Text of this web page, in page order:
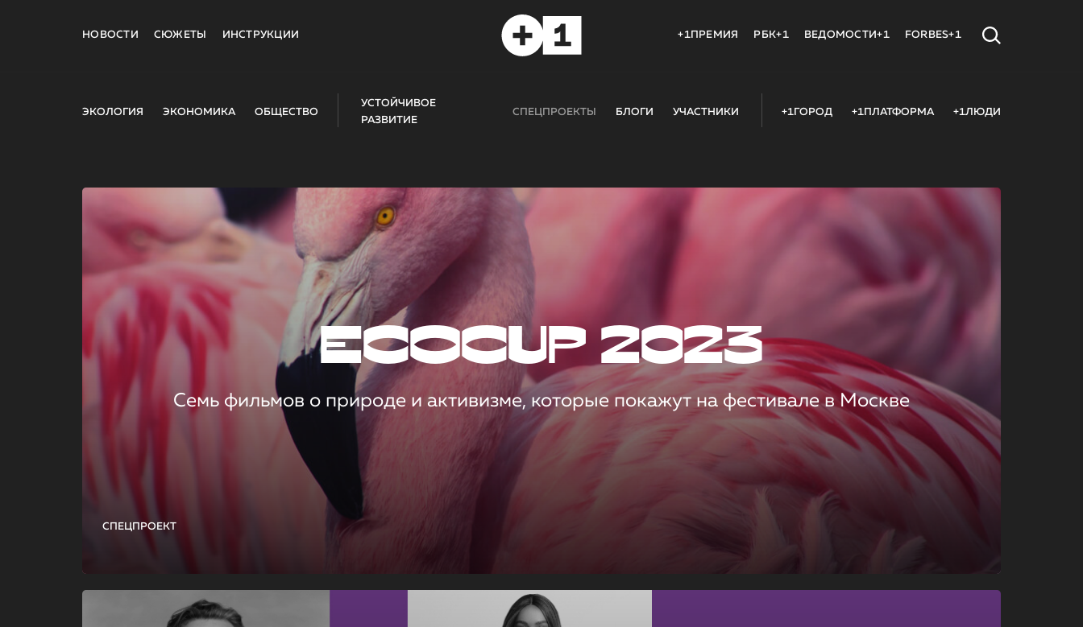
НОВОСТИ СЮЖЕТЫ ИНСТРУКЦИИ +1ПРЕМИЯ РБК+1 ВЕДОМОСТИ+1 FORBES+1
ЭКОЛОГИЯ ЭКОНОМИКА ОБЩЕСТВО
УСТОЙЧИВОЕ
РАЗВИТИЕ
СПЕЦПРОЕКТЫ БЛОГИ УЧАСТНИКИ +1ГОРОД +1ПЛАТФОРМА +1ЛЮДИ
СПЕЦПРОЕКТ
ECOCUP 2023
Семь фильмов о природе и активизме, которые покажут на фестивале в Москве